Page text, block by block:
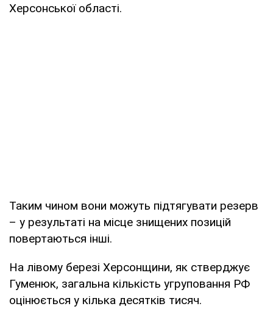
Херсонської області.
Таким чином вони можуть підтягувати резерв
– у результаті на місце знищених позицій
повертаються інші.
На лівому березі Херсонщини, як стверджує
Гуменюк, загальна кількість угруповання РФ
оцінюється у кілька десятків тисяч.